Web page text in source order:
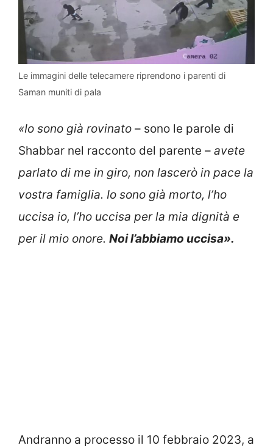
Le immagini delle telecamere riprendono i parenti di
Saman muniti di pala
«Io sono già rovinato – sono le parole di
Shabbar nel racconto del parente – avete
parlato di me in giro, non lascerò in pace la
vostra famiglia. Io sono già morto, l’ho
uccisa io, l’ho uccisa per la mia dignità e
per il mio onore. Noi l’abbiamo uccisa».
Andranno a processo il 10 febbraio 2023, a